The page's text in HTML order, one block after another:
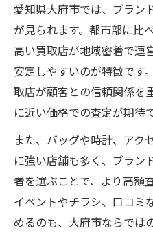
愛知県大府市では、ブラン
が見られます。都市部に比
高い買取店が地域密着で運
安定しやすいのが特徴です
取店が顧客との信頼関係を
に近い価格での査定が期待
また、バッグや時計、アク
に強い店舗も多く、ブラン
者を選ぶことで、より高額
イベントやチラシ、口コミ
めるのも、大府市ならでは